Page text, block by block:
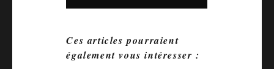
Ces articles pourraient
également vous intéresser :